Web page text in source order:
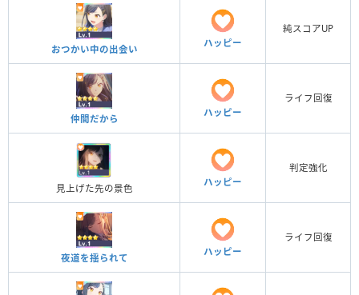
おつかい中の出会い
ハッピー
純スコアUP
仲間だから
ハッピー
ライフ回復
見上げた先の景色
ハッピー
判定強化
夜道を揺られて
ハッピー
ライフ回復